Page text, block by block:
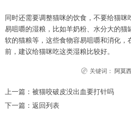
同时还需要调整猫咪的饮食，不要给猫咪
易咀嚼的湿粮，比如羊奶粉、水分大的猫
软的猫粮等，这些食物容易咀嚼和消化，
前，建议给猫咪吃这类湿粮比较好。
关键词： 阿莫
上一篇： 被猫咬破皮没出血要打针吗
下一篇： 返回列表